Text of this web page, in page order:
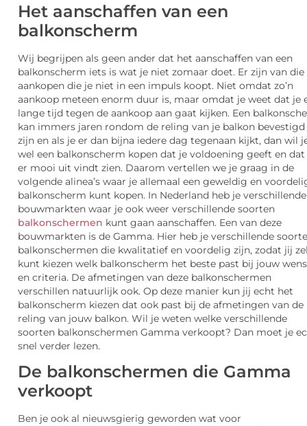
Het aanschaffen van een
balkonscherm
Wij begrijpen als geen ander dat het aanschaffen van een
balkonscherm iets is wat je niet zomaar doet. Er zijn van die
aankopen die je niet in een impuls koopt. Niet omdat zo’n
aankoop meteen enorm duur is, maar omdat je weet dat je
lange tijd tegen de aankoop aan gaat kijken. Een
kan immers jaren rondom de reling van je balkon bevestigd
zijn en als je er dan bijna iedere dag tegenaan kijkt, dan wil
wel een balkonscherm kopen dat je voldoening geeft en dat
er mooi uit vindt zien. Daarom vertellen we je graag in de
volgende alinea’s waar je allemaal een geweldig en
balkonscherm kunt kopen. In Nederland heb je verschillende
bouwmarkten waar je ook weer verschillende soorten
balkonschermen kunt gaan aanschaffen. Een van deze
bouwmarkten is de Gamma. Hier heb je verschillende
balkonschermen die kwalitatief en voordelig zijn, zodat jij
kunt kiezen welk balkonscherm het beste past bij jouw
en criteria. De afmetingen van deze balkonschermen
verschillen natuurlijk ook. Op deze manier kun jij echt het
balkonscherm kiezen dat ook past bij de afmetingen van de
reling van jouw balkon. Wil je weten welke verschillende
soorten balkonschermen Gamma verkoopt? Dan moet je
snel verder lezen.
De balkonschermen die Gamma
verkoopt
Ben je ook al nieuwsgierig geworden wat voor